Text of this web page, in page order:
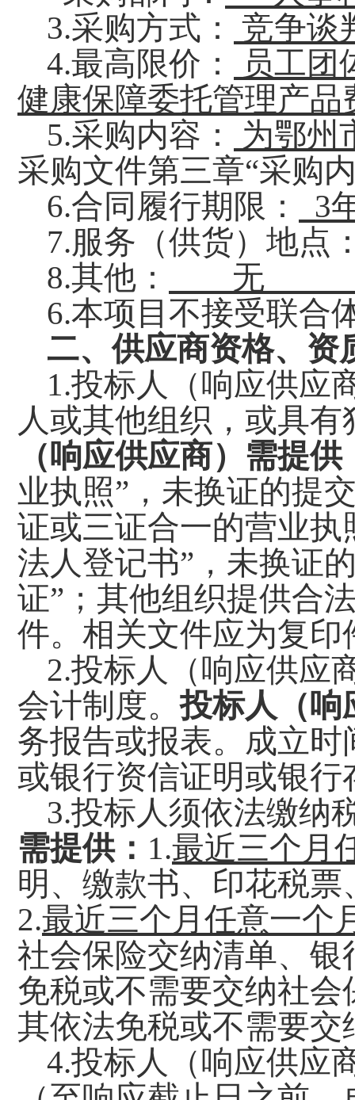
3.采购方式：
竞争谈
4.最高限价：
员工团
健康保障委托管理产品
5.采购内容 ：
为鄂州
采购文件第三章“采购
6.合同履行期限：
3
7.服务（供货）地点
8.其他：
无
6.本项目 不接受联合
二、供应商资格、 资
1.投标人（响应供应
人或其他组织，或具
（响应供应商）需提供
业执照”，未换证的提
证或三证合一的营业执
法人登记书”，未换证
证”；其他组织提供合
件。相关文件应为复
2.投标人（响应供应
会计制度。投标人（响
务报告或报表。成立
或银行资信证明或银行
3.投标人须依法缴纳
需提供： 1.最近三个月
明、缴款书、印花税
2.最近三个月任意一个
社会保险交纳清单、
免税或不需要交纳社
其依法免税或不需要
4.投标人（响应供应